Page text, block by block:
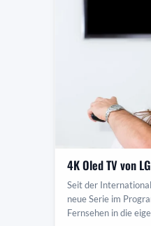
4K Oled TV von
Seit der
neue Serie im
Fernsehen in die